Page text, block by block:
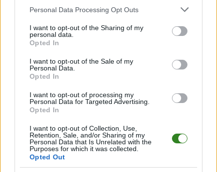
Please note that this website/app uses one or more Google
not limited to your visit or usage behaviour. You may click to
grant or deny consent to Google and its third-party tags to
use your data for below specified purposes in below Google
consent section.
Personal Data Processing Opt Outs
I want to opt-out of the Sharing of my
personal data.
Opted In
I want to opt-out of the Sale of my
Personal Data.
Opted In
I want to opt-out of processing my
Personal Data for Targeted Advertising.
Opted In
I want to opt-out of Collection, Use,
Retention, Sale, and/or Sharing of my
Personal Data that Is Unrelated with the
Purposes for which it was collected.
Opted Out
PGE Projekt Warszawa
P
1
PGE Projekt Warszawa
P
2025/2026 · TAURONLIGA
InPost ChKS Chełm
PGE Projekt Warszawa
W
JSW Jastrzębski Węgiel vs. PGE Projekt Warszawa
TauronLiga - faza play-off JSW Jastrzębski Węgiel - PGE Projekt
Warszawa, niezwykle istotne są nie tylko same wyniki setów, ale również
dyspozycja drużyn, skuteczność ataku, liczba bloków i zagrywek. Na
naszej stronie sukcesywnie rozbudowujemy bazę danych, by te
informacje również się tu pojawiły.